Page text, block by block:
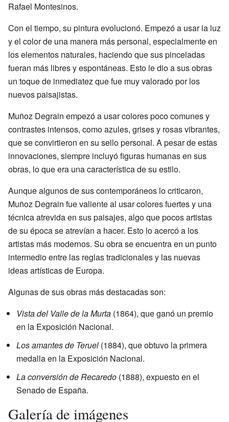
Rafael Montesinos.
Con el tiempo, su pintura evolucionó. Empezó a usar la luz
y el color de una manera más personal, especialmente en
los elementos naturales, haciendo que sus pinceladas
fueran más libres y espontáneas. Esto le dio a sus obras
un toque de inmediatez que fue muy valorado por los
nuevos paisajistas.
Muñoz Degrain empezó a usar colores poco comunes y
contrastes intensos, como azules, grises y rosas vibrantes,
que se convirtieron en su sello personal. A pesar de estas
innovaciones, siempre incluyó figuras humanas en sus
obras, lo que era una característica de su estilo.
Aunque algunos de sus contemporáneos lo criticaron,
Muñoz Degrain fue valiente al usar colores fuertes y una
técnica atrevida en sus paisajes, algo que pocos artistas
de su época se atrevían a hacer. Esto lo acercó a los
artistas más modernos. Su obra se encuentra en un punto
intermedio entre las reglas tradicionales y las nuevas
ideas artísticas de Europa.
Algunas de sus obras más destacadas son:
Vista del Valle de la Murta (1864), que ganó un premio
en la Exposición Nacional.
Los amantes de Teruel (1884), que obtuvo la primera
medalla en la Exposición Nacional.
La conversión de Recaredo (1888), expuesto en el
Senado de España.
Galería de imágenes